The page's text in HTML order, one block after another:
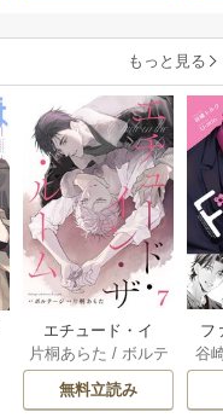
もっと見る
エチュード・イ
ン・ザ・ルーム[Blu
Mellow] 7巻
片桐あらた / ボルテ
ージ
無料立読み
フ
～
谷